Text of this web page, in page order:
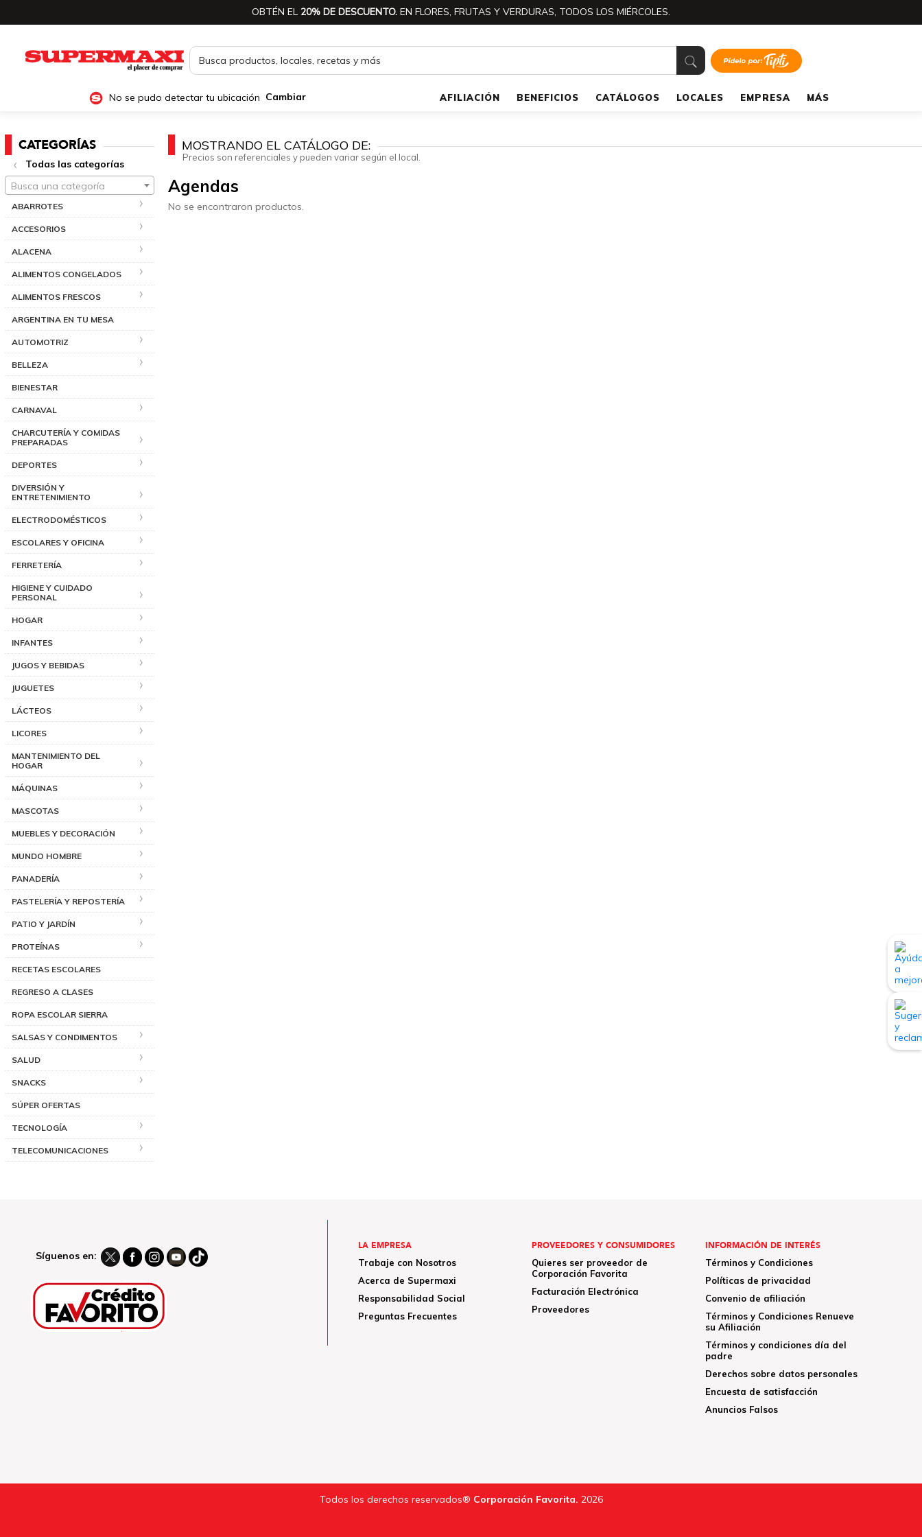
OBTÉN EL 20% DE DESCUENTO. EN FLORES, FRUTAS Y VERDURAS, TODOS LOS MIÉRCOLES.
No se pudo detectar tu ubicación Cambiar AFILIACIÓN BENEFICIOS CATÁLOGOS LOCALES EMPRESA MÁS
CATEGORÍAS
Todas las categorías
Busca una categoría
ABARROTES
ACCESORIOS
ALACENA
ALIMENTOS CONGELADOS
ALIMENTOS FRESCOS
ARGENTINA EN TU MESA
AUTOMOTRIZ
BELLEZA
BIENESTAR
CARNAVAL
CHARCUTERÍA Y COMIDAS
PREPARADAS
DEPORTES
DIVERSIÓN Y
ENTRETENIMIENTO
ELECTRODOMÉSTICOS
ESCOLARES Y OFICINA
FERRETERÍA
HIGIENE Y CUIDADO
PERSONAL
HOGAR
INFANTES
JUGOS Y BEBIDAS
JUGUETES
LÁCTEOS
LICORES
MANTENIMIENTO DEL
HOGAR
MÁQUINAS
MASCOTAS
MUEBLES Y DECORACIÓN
MUNDO HOMBRE
PANADERÍA
PASTELERÍA Y REPOSTERÍA
PATIO Y JARDÍN
PROTEÍNAS
RECETAS ESCOLARES
REGRESO A CLASES
ROPA ESCOLAR SIERRA
SALSAS Y CONDIMENTOS
SALUD
SNACKS
SÚPER OFERTAS
TECNOLOGÍA
TELECOMUNICACIONES
MOSTRANDO EL CATÁLOGO DE:
Precios son referenciales y pueden variar según el local.
Agendas
No se encontraron productos.
Síguenos en:
LA EMPRESA
Trabaje con Nosotros
Acerca de Supermaxi
Responsabilidad Social
Preguntas Frecuentes
PROVEEDORES Y CONSUMIDORES
Quieres ser proveedor de
Corporación Favorita
Facturación Electrónica
Proveedores
INFORMACIÓN DE INTERÉS
Términos y Condiciones
Políticas de privacidad
Convenio de afiliación
Términos y Condiciones Renueve
su Afiliación
Términos y condiciones día del
padre
Derechos sobre datos personales
Encuesta de satisfacción
Anuncios Falsos
Todos los derechos reservados® Corporación Favorita. 2026